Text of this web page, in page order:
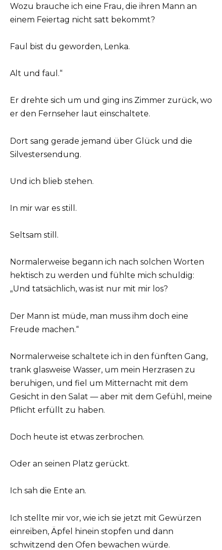
Wozu brauche ich eine Frau, die ihren Mann an
einem Feiertag nicht satt bekommt?
Faul bist du geworden, Lenka.
Alt und faul.“
Er drehte sich um und ging ins Zimmer zurück, wo
er den Fernseher laut einschaltete.
Dort sang gerade jemand über Glück und die
Silvestersendung.
Und ich blieb stehen.
In mir war es still.
Seltsam still.
Normalerweise begann ich nach solchen Worten
hektisch zu werden und fühlte mich schuldig:
„Und tatsächlich, was ist nur mit mir los?
Der Mann ist müde, man muss ihm doch eine
Freude machen.“
Normalerweise schaltete ich in den fünften Gang,
trank glasweise Wasser, um mein Herzrasen zu
beruhigen, und fiel um Mitternacht mit dem
Gesicht in den Salat — aber mit dem Gefühl, meine
Pflicht erfüllt zu haben.
Doch heute ist etwas zerbrochen.
Oder an seinen Platz gerückt.
Ich sah die Ente an.
Ich stellte mir vor, wie ich sie jetzt mit Gewürzen
einreiben, Äpfel hinein stopfen und dann
schwitzend den Ofen bewachen würde.